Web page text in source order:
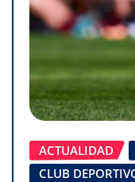
ACTUALIDAD
CLUB